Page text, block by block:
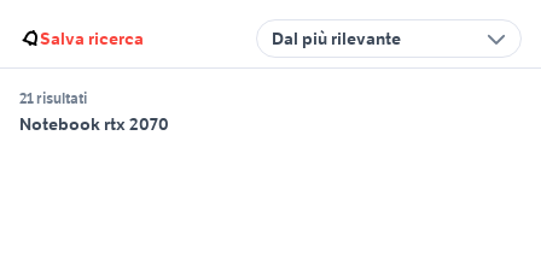
Salva ricerca Dal più rilevante
21 risultati
Notebook rtx 2070